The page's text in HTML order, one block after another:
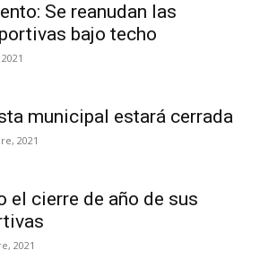
Se reanudan las
bajo techo
municipal estará cerrada
2021
el cierre de año de sus
2021